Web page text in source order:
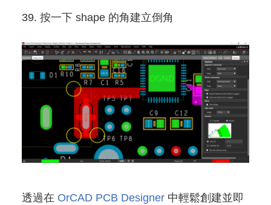
39. 按一下 shape 的角建立倒角
透過在 OrCAD PCB Designer中輕鬆創建並即